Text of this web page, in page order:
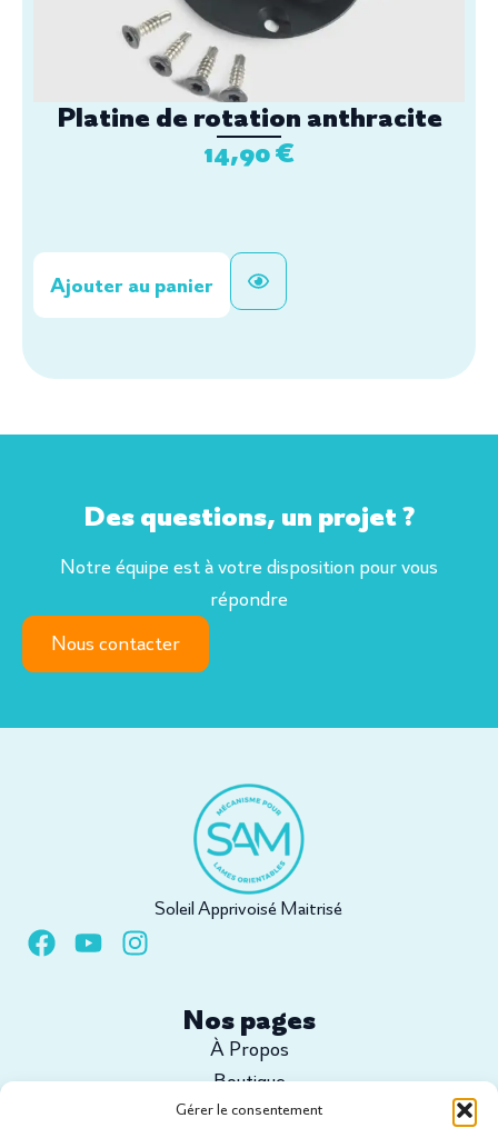
Gérer le consentement
Platine de rotation anthracite
14,90€
Ajouter au panier
Des questions, un projet ?
Notre équipe est à votre disposition pour vous
répondre
Nous contacter
Soleil Apprivoisé Maitrisé
Nos pages
À Propos
Boutique
Configurez votre projet